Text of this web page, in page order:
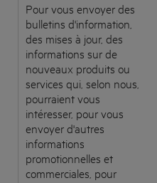
Pour vous envoyer des
bulletins d'information,
des mises à jour, des
informations sur de
nouveaux produits ou
services qui, selon nous,
pourraient vous
intéresser, pour vous
envoyer d'autres
informations
promotionnelles et
commerciales, pour